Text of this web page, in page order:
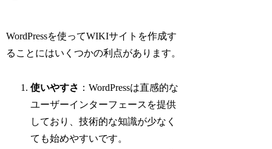
WordPressを使ってWIKIサイトを作成す
ることにはいくつかの利点があります。
使いやすさ ：WordPressは直感的な
ユーザーインターフェースを提供
しており、技術的な知識が少なく
ても始めやすいです。